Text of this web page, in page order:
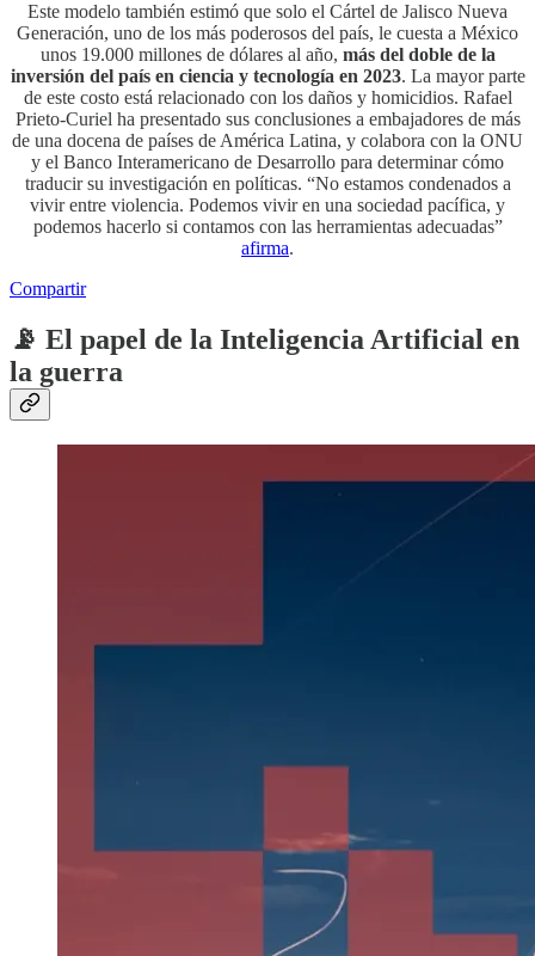
Este modelo también estimó que solo el Cártel de Jalisco Nueva
Generación, uno de los más poderosos del país, le cuesta a México
unos 19.000 millones de dólares al año, más del doble de la
inversión del país en ciencia y tecnología en 2023. La mayor parte
de este costo está relacionado con los daños y homicidios. Rafael
Prieto-Curiel ha presentado sus conclusiones a embajadores de más
de una docena de países de América Latina, y colabora con la ONU
y el Banco Interamericano de Desarrollo para determinar cómo
traducir su investigación en políticas. “No estamos condenados a
vivir entre violencia. Podemos vivir en una sociedad pacífica, y
podemos hacerlo si contamos con las herramientas adecuadas”
afirma.
Compartir
📡 El papel de la Inteligencia Artificial en
la guerra